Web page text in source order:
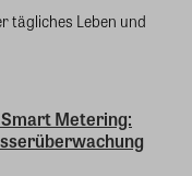
tägliches Leben und
Metering: